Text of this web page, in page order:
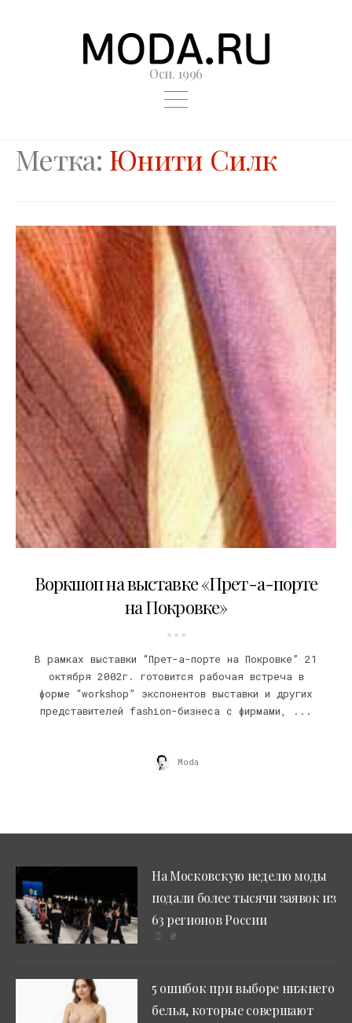
Осн. 1996
Метка: Юнити Силк
Воркшоп на выставке «Прет-а-порте
на Покровке»
В рамках выставки “Прет-а-порте на Покровке” 21
октября 2002г. готовится рабочая встреча в
форме “workshop” экспонентов выставки и других
представителей fashion-бизнеса с фирмами, ...
Moda
На Московскую неделю моды
подали более тысячи заявок из
63 регионов России
0
5 ошибок при выборе нижнего
белья, которые совершают